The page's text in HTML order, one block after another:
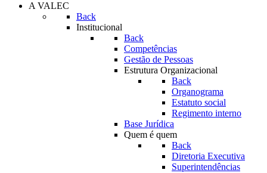
A VALEC
Back
Institucional
Back
Competências
Gestão de Pessoas
Estrutura Organizacional
Back
Organograma
Estatuto social
Regimento interno
Base Jurídica
Quem é quem
Back
Diretoria Executiva
Superintendências